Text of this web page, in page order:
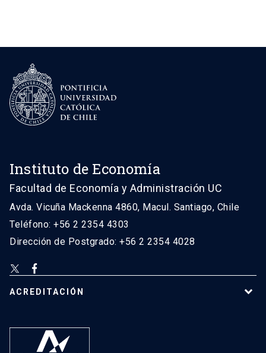
Instituto de Economía
Facultad de Economía y Administración UC
Avda. Vicuña Mackenna 4860, Macul. Santiago, Chile
Teléfono: +56 2 2354 4303
Dirección de Postgrado: +56 2 2354 4028
ACREDITACIÓN